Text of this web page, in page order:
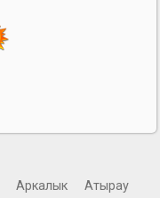
Аркалык
Атырау